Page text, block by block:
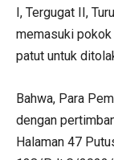
I, Tergugat II,
memasuki
patut untuk
Bahwa, Para
dengan
Halaman 47